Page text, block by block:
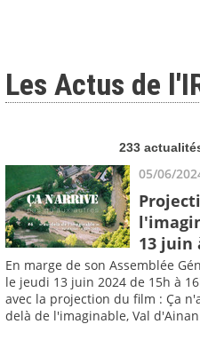
Les Actus de
233
05/06/
13 juin
En marge de son Assemblée
le jeudi 13 juin 2024 de 15h à
avec la projection du film : Ça
delà de l'imaginable, Val